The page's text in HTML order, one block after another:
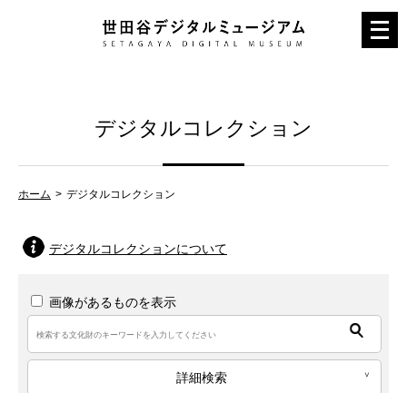
メ
ニ
デジタルコレクション
ホーム デジタルコレクション
デジタルコレクションについて
画像があるものを表示
詳細検索